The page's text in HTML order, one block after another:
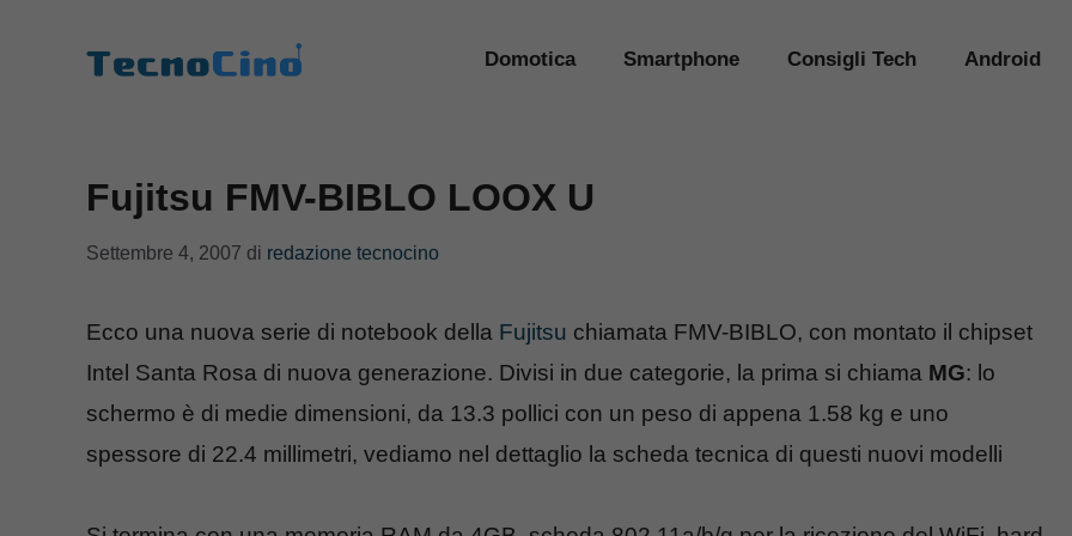
Domotica Smartphone Consigli Tech Android
Fujitsu FMV-BIBLO LOOX U
Settembre 4, 2007 di redazione tecnocino
Ecco una nuova serie di notebook della Fujitsu chiamata FMV-BIBLO, con montato il chipset
Intel Santa Rosa di nuova generazione. Divisi in due categorie, la prima si chiama MG: lo
schermo è di medie dimensioni, da 13.3 pollici con un peso di appena 1.58 kg e uno
spessore di 22.4 millimetri, vediamo nel dettaglio la scheda tecnica di questi nuovi modelli